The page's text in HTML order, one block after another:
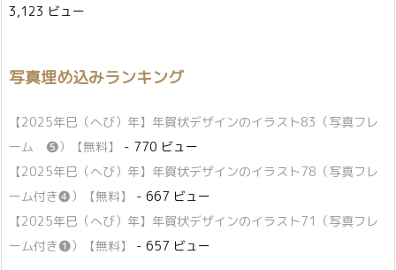
3,123 ビュー
写真埋め込みランキング
【2025年巳（へび）年】年賀状デザインのイラスト83（写真フレ
ーム ❺）【無料】
- 770 ビュー
【2025年巳（へび）年】年賀状デザインのイラスト78（写真フレ
ーム付き❹）【無料】
- 667 ビュー
【2025年巳（へび）年】年賀状デザインのイラスト71（写真フレ
ーム付き❶）【無料】
- 657 ビュー